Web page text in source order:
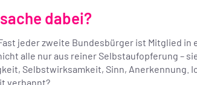
dabei?
jeder zweite Bundesbürger ist Mitglied
alle nur aus reiner Selbstaufopferung –
Selbstwirksamkeit, Sinn, Anerkennung.
verbannt?